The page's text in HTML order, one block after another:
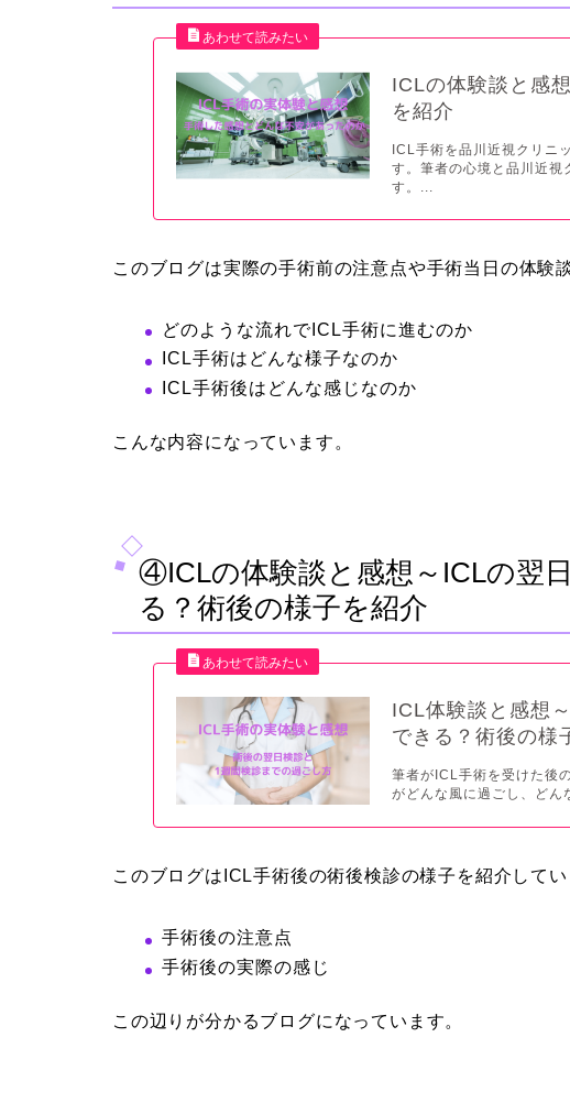
ICLの体験談と感
を紹介
ICL手術を品川近視クリニ
す。筆者の心境と品川近視
す。...
このブログは実際の手術前の注意点や手術当日の体験
どのような流れでICL手術に進むのか
ICL手術はどんな様子なのか
ICL手術後はどんな感じなのか
こんな内容になっています。
④ICLの体験談と感想～ICLの翌
る？術後の様子を紹介
ICL体験談と感想
できる？術後の様
筆者がICL手術を受けた後
がどんな風に過ごし、どん
このブログはICL手術後の術後検診の様子を紹介してい
手術後の注意点
手術後の実際の感じ
この辺りが分かるブログになっています。